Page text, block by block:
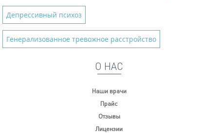
Депрессивный психоз
Генерализованное тревожное расстройство
О НАС
Наши врачи
Прайс
Отзывы
Лицензии